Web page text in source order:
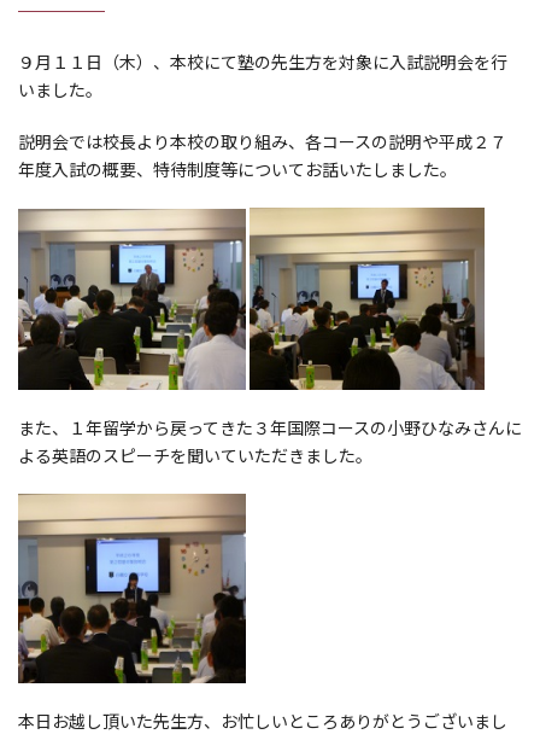
９月１１日（木）、本校にて塾の先生方を対象に入試説明会を行
いました。
説明会では校長より本校の取り組み、各コースの説明や平成２７
年度入試の概要、特待制度等についてお話いたしました。
また、１年留学から戻ってきた３年国際コースの小野ひなみさんに
よる英語のスピーチを聞いていただきました。
本日お越し頂いた先生方、お忙しいところありがとうございまし